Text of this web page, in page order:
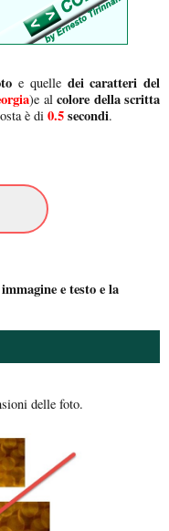
e quelle dei caratteri del
)e alcolore della scritta
è di 0.5secondi.
e testo e la
delle foto.